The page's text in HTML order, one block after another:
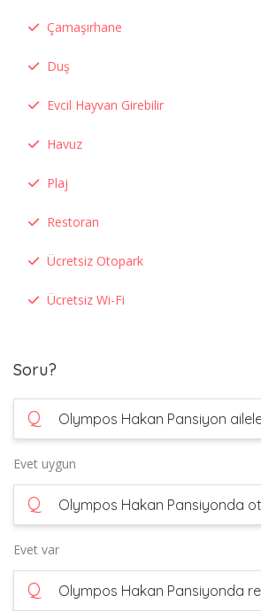
Çamaşırhane
Duş
Evcil Hayvan Girebilir
Havuz
Plaj
Restoran
Ücretsiz Otopark
Ücretsiz Wi-Fi
Soru?
Q Olympos Hakan Pansiyon
Evet uygun
Q Olympos Hakan Pansiyonda
Evet var
Q Olympos Hakan Pansiyonda